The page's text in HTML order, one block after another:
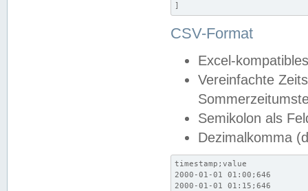
]
CSV-Format
Excel-
Vereinfachte
Semikolon als
Dezimalkomma
timestamp;value
2000-01-01 01:00;646
2000-01-01 01:15;646